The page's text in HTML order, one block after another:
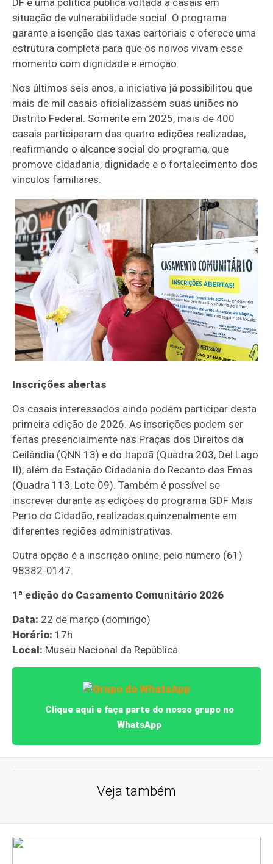
DF é uma política pública voltada a casais em
situação de vulnerabilidade social. O programa
garante a isenção das taxas cartoriais e oferece uma
estrutura completa para que os noivos vivam esse
momento com dignidade e emoção.
Nos últimos seis anos, a iniciativa já possibilitou que
mais de mil casais oficializassem suas uniões no
Distrito Federal. Somente em 2025, mais de 400
casais participaram das quatro edições realizadas,
reafirmando o alcance social do programa, que
promove cidadania, dignidade e o fortalecimento dos
vínculos familiares.
Inscrições abertas
Os casais interessados ainda podem participar desta
primeira edição de 2026. As inscrições podem ser
feitas presencialmente nas Praças dos Direitos da
Ceilândia (QNN 13) e do Itapoã (Quadra 203, Del Lago
II), além da Estação Cidadania do Recanto das Emas
(Quadra 113, Lote 09). Também é possível se
inscrever durante as edições do programa GDF Mais
Perto do Cidadão, realizadas quinzenalmente em
diferentes regiões administrativas.
Outra opção é a inscrição online, pelo número (61)
98382-0147.
1ª edição do Casamento Comunitário 2026
Data: 22 de março (domingo)
Horário: 17h
Local: Museu Nacional da República
Clique aqui e faça parte do nosso grupo no
WhatsApp
Veja também